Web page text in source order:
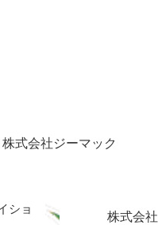
株式会社ジーマック
ショ
株式会社